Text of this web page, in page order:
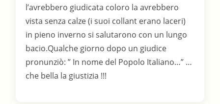
l’avrebbero giudicata coloro la avrebbero
vista senza calze (i suoi collant erano laceri)
in pieno inverno si salutarono con un lungo
bacio.Qualche giorno dopo un giudice
pronunziò: ” In nome del Popolo Italiano…” …
che bella la giustizia !!!